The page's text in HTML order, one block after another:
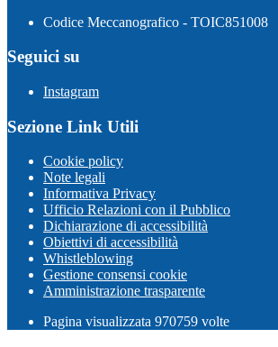
Codice Meccanografico - TOIC851008
Seguici su
Instagram
Sezione Link Utili
Cookie policy
Note legali
Informativa Privacy
Ufficio Relazioni con il Pubblico
Dichiarazione di accessibilità
Obiettivi di accessibilità
Whistleblowing
Gestione consensi cookie
Amministrazione trasparente
Pagina visualizzata 970759 volte